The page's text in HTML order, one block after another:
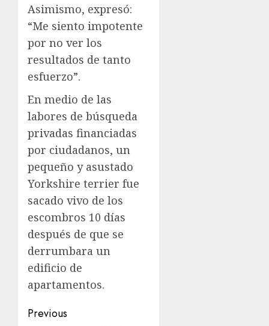
Asimismo, expresó:
“Me siento impotente
por no ver los
resultados de tanto
esfuerzo”.
En medio de las
labores de búsqueda
privadas financiadas
por ciudadanos, un
pequeño y asustado
Yorkshire terrier fue
sacado vivo de los
escombros 10 días
después de que se
derrumbara un
edificio de
apartamentos.
Previous